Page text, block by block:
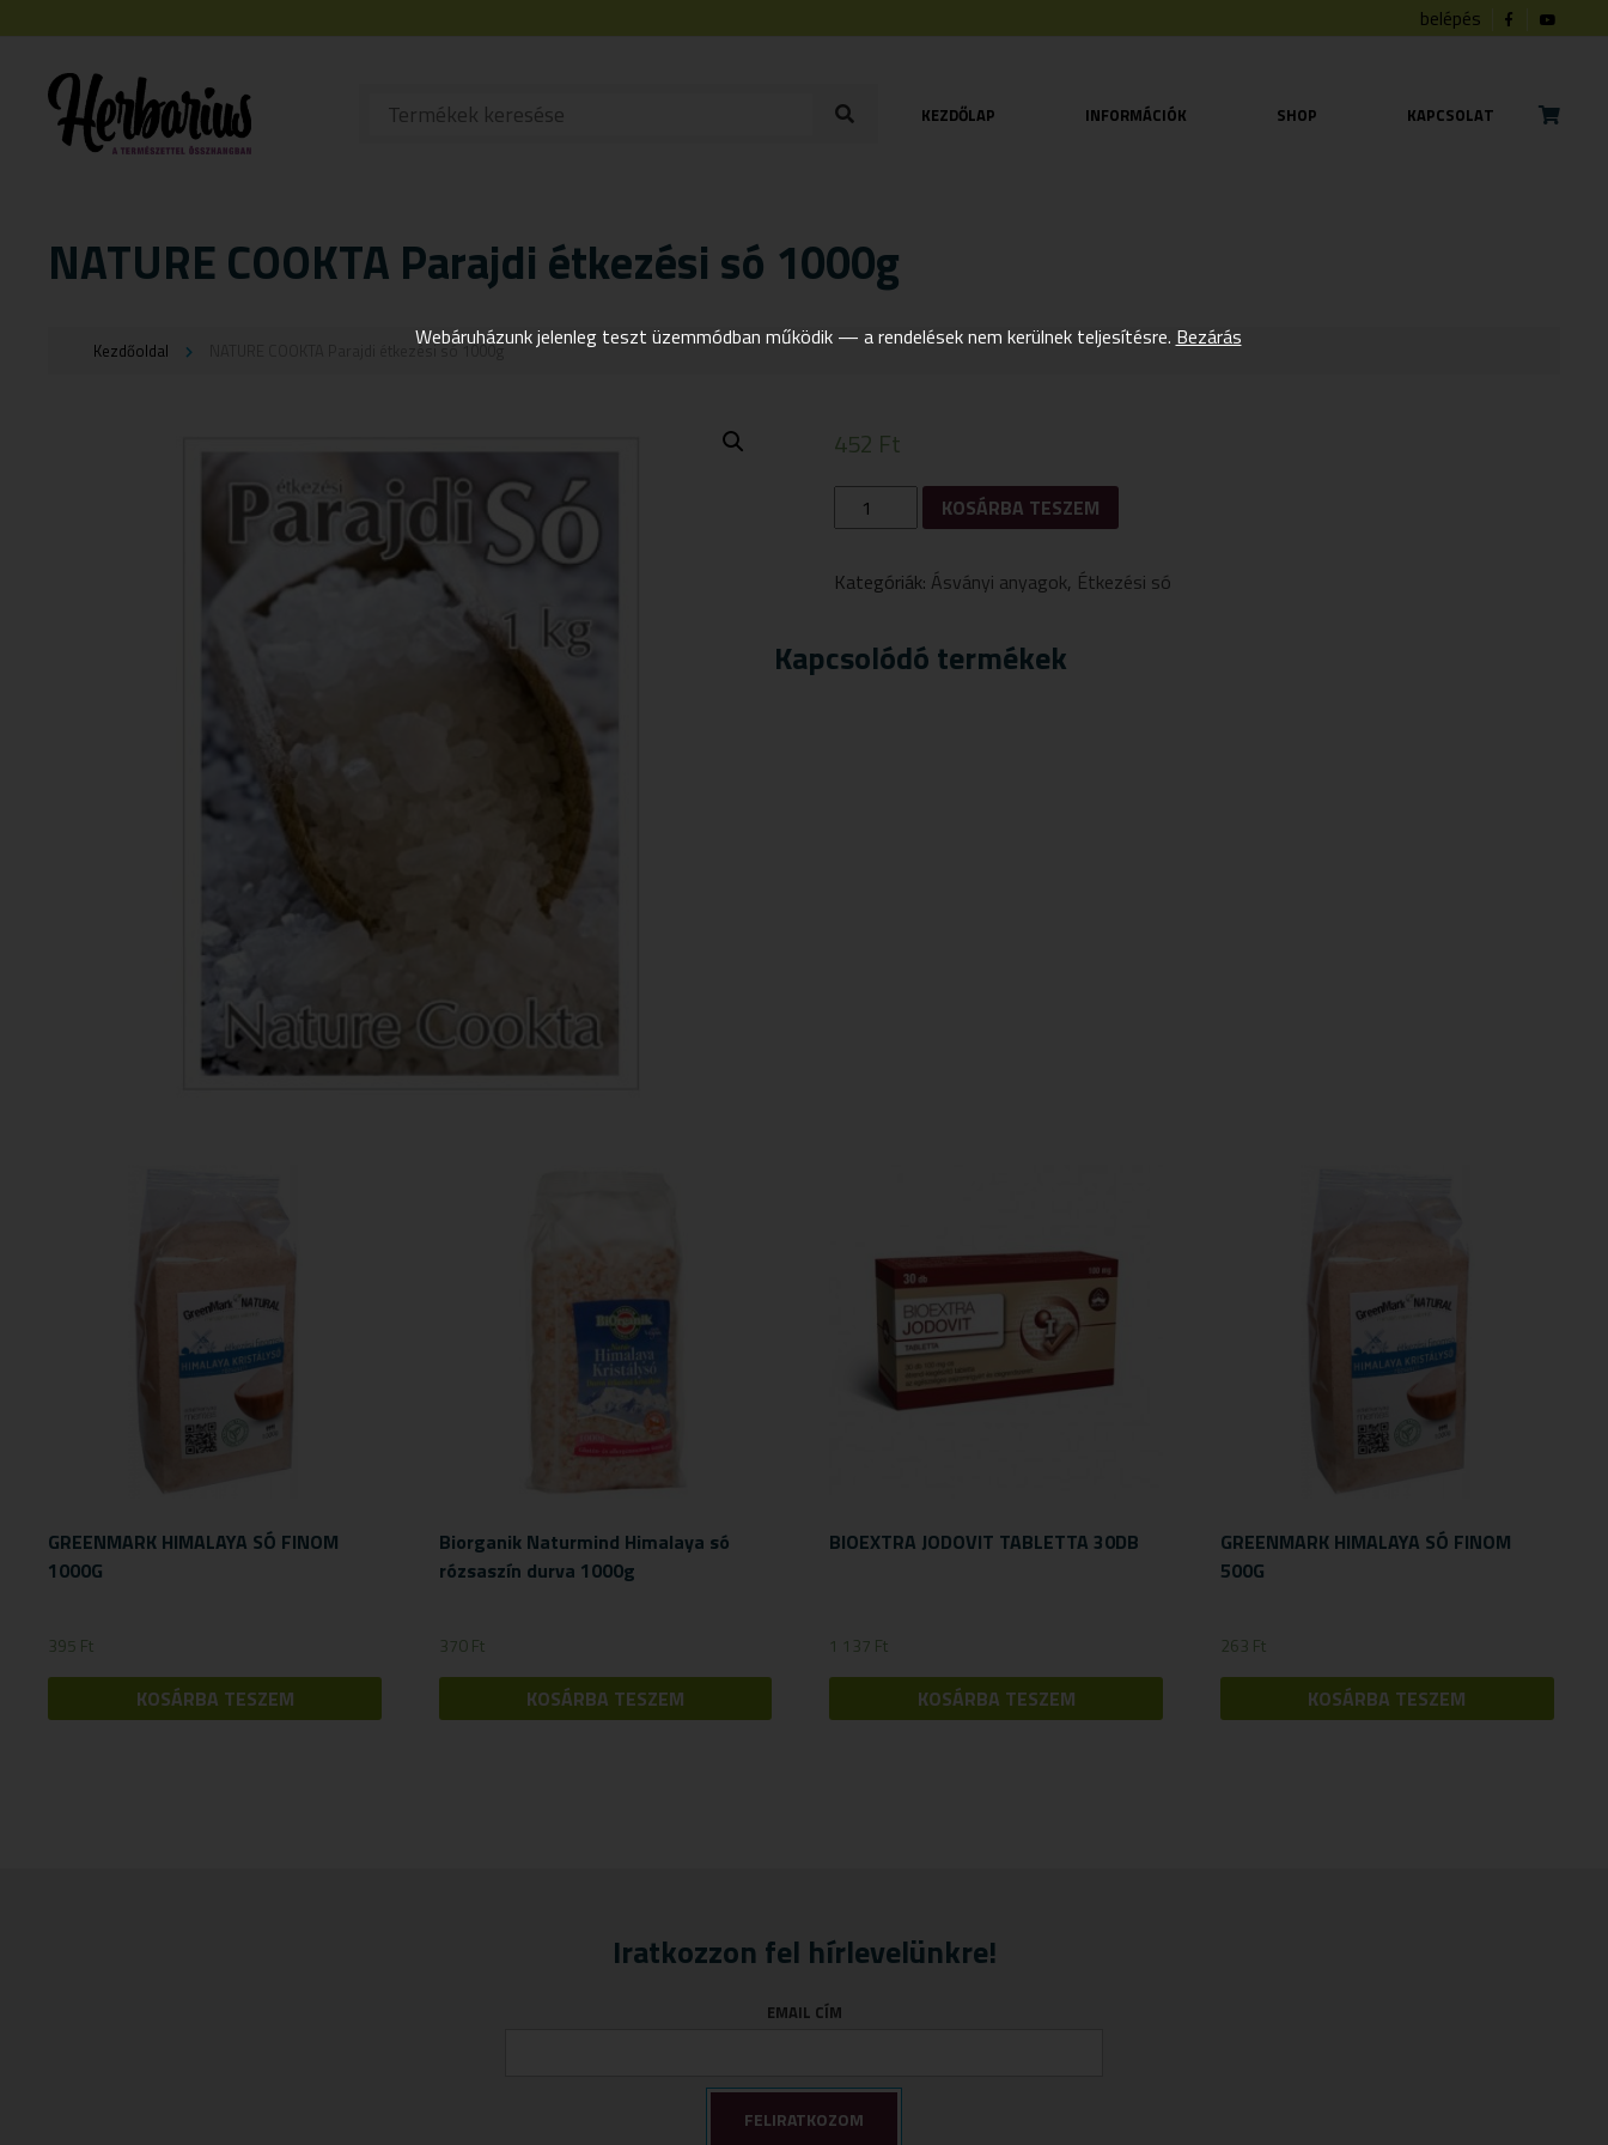
belépés
KEZDŐLAP INFORMÁCIÓK SHOP KAPCSOLAT
NATURE COOKTA Parajdi étkezési só 1000g
Kezdőoldal NATURE COOKTA Parajdi étkezési só 1000g
452 Ft
NATURE
COOKTA
SÓ
MENNYISÉG
KOSÁRBA TESZEM
Kategóriák: Ásványi anyagok, Étkezési só
Kapcsolódó termékek
GREENMARK HIMALAYA SÓ FINOM
1000G
395 Ft
KOSÁRBA TESZEM
Biorganik Naturmind Himalaya só
rózsaszín durva 1000g
370Ft
KOSÁRBA TESZEM
BIOEXTRA JODOVIT TABLETTA 30DB
1 137 Ft
KOSÁRBA TESZEM
GREENMARK HIMALAYA SÓ FINOM
500G
263 Ft
KOSÁRBA TESZEM
Iratkozzon fel hírlevelünkre!
EMAIL CÍM
Webáruházunk jelenleg teszt üzemmódban működik — a rendelések nem kerülnek teljesítésre. Bezárás